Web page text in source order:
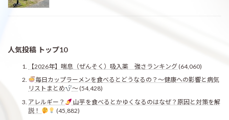
人気投稿 トップ10
【2026年】喘息（ぜんそく）吸入薬 強さランキング(64,060)
毎日カップラーメンを食べるとどうなるの？〜健康への影響と病気
リストまとめ
〜(54,428)
アレルギー？
山芋を食べるとかゆくなるのはなぜ？原因と対策を解
説！
(45,882)